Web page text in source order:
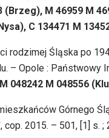
(Brzeg), M 46959 M
C 134471 M
rodzimej Śląska po
– Opole : Państwowy
048242 M 048556
Górnego
cop. 2015. – 501, [1] s. ;